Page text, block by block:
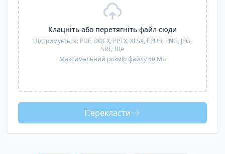
Клацніть або перетягніть файл сюди
Підтримується: PDF, DOCX, PPTX, XLSX, EPUB, PNG, JPG,
SRT, Ще
Максимальний розмір файлу 80 МБ
Перекласти